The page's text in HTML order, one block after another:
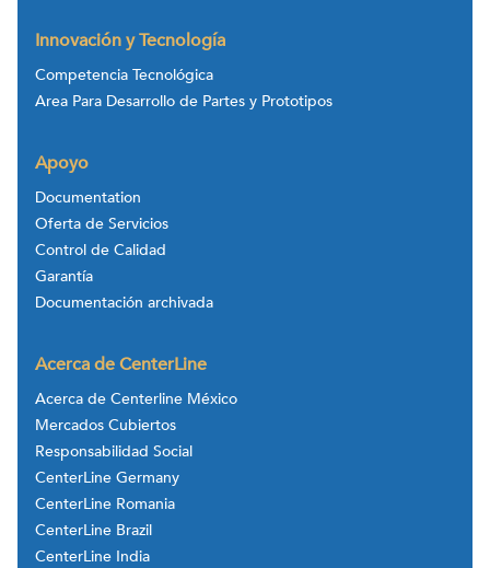
Innovación y Tecnología
Competencia Tecnológica
Area Para Desarrollo de Partes y Prototipos
Apoyo
Documentation
Oferta de Servicios
Control de Calidad
Garantía
Documentación archivada
Acerca de CenterLine
Acerca de Centerline México
Mercados Cubiertos
Responsabilidad Social
CenterLine Germany
CenterLine Romania
CenterLine Brazil
CenterLine India